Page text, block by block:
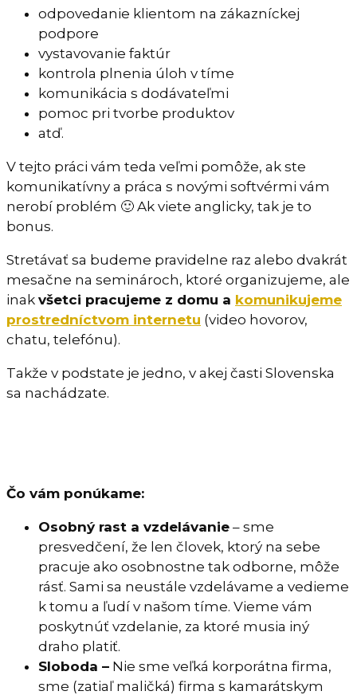
odpovedanie klientom na zákazníckej
podpore
vystavovanie faktúr
kontrola plnenia úloh v tíme
komunikácia s dodávateľmi
pomoc pri tvorbe produktov
atď.
V tejto práci vám teda veľmi pomôže, ak ste
komunikatívny a práca s novými softvérmi vám
nerobí problém 🙂 Ak viete anglicky, tak je to
bonus.
Stretávať sa budeme pravidelne raz alebo dvakrát
mesačne na seminároch, ktoré organizujeme, ale
inak všetci pracujeme z domu a komunikujeme
prostredníctvom internetu (video hovorov,
chatu, telefónu).
Takže v podstate je jedno, v akej časti Slovenska
sa nachádzate.
Čo vám ponúkame:
Osobný rast a vzdelávanie – sme
presvedčení, že len človek, ktorý na sebe
pracuje ako osobnostne tak odborne, môže
rásť. Sami sa neustále vzdelávame a vedieme
k tomu a ľudí v našom tíme. Vieme vám
poskytnúť vzdelanie, za ktoré musia iný
draho platiť.
Sloboda – Nie sme veľká korporátna firma,
sme (zatiaľ maličká) firma s kamarátskym